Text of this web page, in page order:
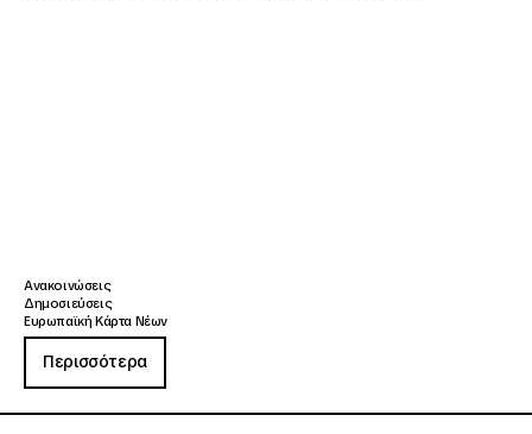
Ανακοινώσεις
Δημοσιεύσεις
Ευρωπαϊκή Κάρτα Νέων
Περισσότερα